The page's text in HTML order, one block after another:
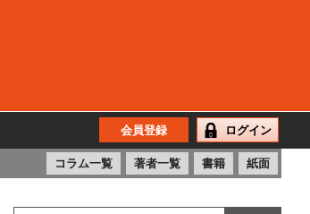
会員登録 ログイン
コラム一覧 著者一覧 書籍 紙面